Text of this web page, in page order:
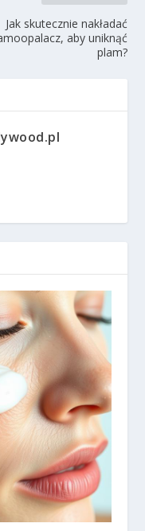
Jak skutecznie nakładać
aby uniknąć
plam?